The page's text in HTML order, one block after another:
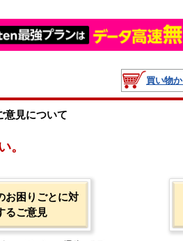
買い物
意見について
。
お困りごとに対
るご意見